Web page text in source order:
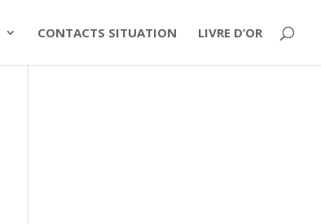
CONTACTS SITUATION LIVRE D’OR